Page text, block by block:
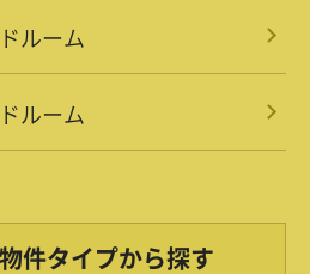
ルーム
ルーム
物件タイプから探す